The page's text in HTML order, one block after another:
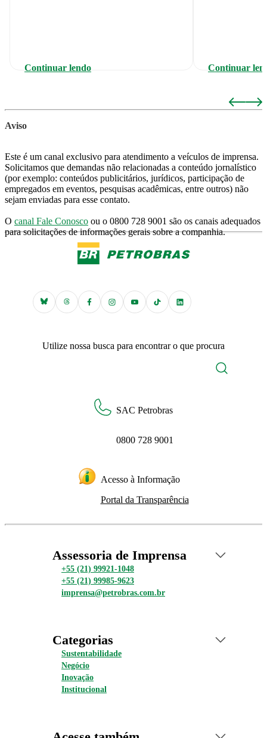
Continuar lendo Continuar
Aviso
Este é um canal exclusivo para atendimento a veículos de imprensa.
Solicitamos que demandas não relacionadas a conteúdo jornalístico
(por exemplo: conteúdos publicitários, jurídicos, participação de
empregados em eventos, pesquisas acadêmicas, entre outros) não
sejam enviadas para esse contato.
O canal Fale Conosco ou o 0800 728 9001 são os canais adequados
para solicitações de informações gerais sobre a companhia.
Utilize nossa busca para encontrar o que procura
SAC Petrobras
0800 728 9001
Acesso à Informação
Portal da Transparência
Assessoria de Imprensa
+55 (21) 99921-1048
+55 (21) 99985-9623
imprensa@petrobras.com.br
Categorias
Sustentabilidade
Negócio
Inovação
Institucional